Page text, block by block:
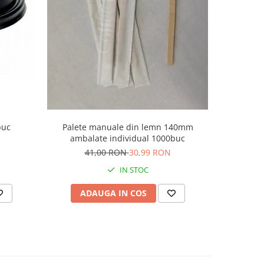
Palete manuale din lemn 140mm
ambalate individual 1000buc
41,00 RON30,99 RON
IN STOC
ADAUGA IN COS